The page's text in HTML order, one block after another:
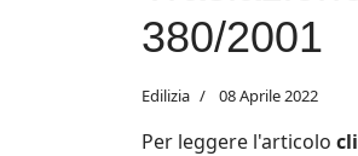
380/2001
Edilizia 08 Aprile 2022
Per leggere l'articolo